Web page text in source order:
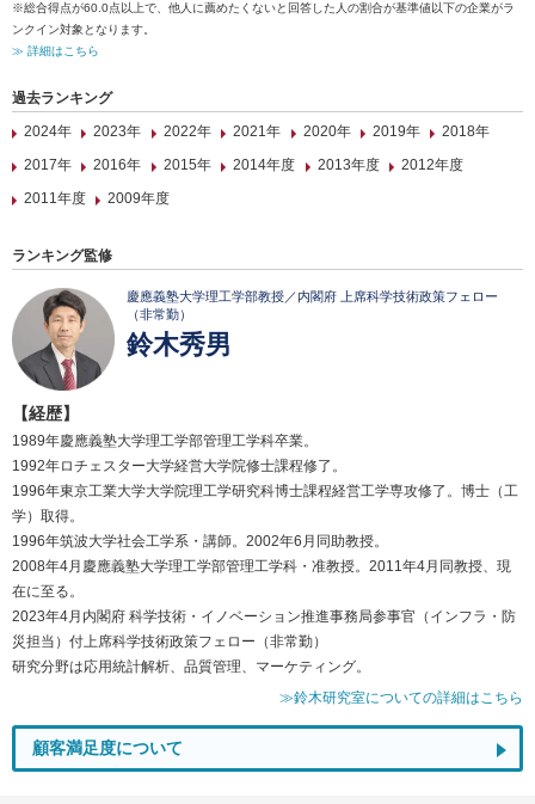
※総合得点が60.0点以上で、他人に薦めたくないと回答した人の割合が基準値以下の企業がラ
ンクイン対象となります。
≫ 詳細はこちら
過去ランキング
2024年
2023年 2022年 2021年 2020年 2019年
2018年
2017年
2016年 2015年 2014年度 2013年度
2012年度
2011年度
2009年度
ランキング監修
慶應義塾大学理工学部教授／内閣府 上席科学技術政策フェロー
（非常勤）
鈴木秀男
【経歴】
1989年慶應義塾大学理工学部管理工学科卒業。
1992年ロチェスター大学経営大学院修士課程修了。
1996年東京工業大学大学院理工学研究科博士課程経営工学専攻修了。博士（工
学）取得。
1996年筑波大学社会工学系・講師。2002年6月同助教授。
2008年4月慶應義塾大学理工学部管理工学科・准教授。2011年4月同教授、現
在に至る。
2023年4月内閣府 科学技術・イノベーション推進事務局参事官（インフラ・防
災担当）付上席科学技術政策フェロー（非常勤）
研究分野は応用統計解析、品質管理、マーケティング。
≫鈴木研究室についての詳細はこちら
顧客満足度について